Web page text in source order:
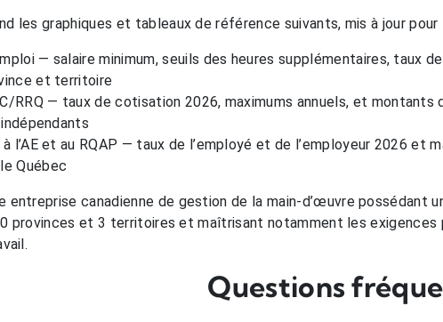
les graphiques et tableaux de référence suivants, mis à jour pour
— salaire minimum, seuils des heures supplémentaires, taux
et territoire
RRQ — taux de cotisation 2026, maximums annuels, et
l’AE et au RQAP — taux de l’employé et de l’employeur 2026 et
Québec
entreprise canadienne de gestion de la main-d’œuvre possédant
provinces et 3 territoires et maîtrisant notamment les exigences
Questions